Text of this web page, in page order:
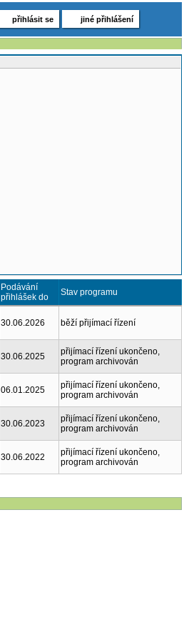
přihlásit se jiné přihlášení
Podávání
přihlášek do
Stav programu
30.06.2026 běží přijímací řízení
30.06.2025
přijímací řízení ukončeno,
program archivován
06.01.2025
přijímací řízení ukončeno,
program archivován
30.06.2023
přijímací řízení ukončeno,
program archivován
30.06.2022
přijímací řízení ukončeno,
program archivován